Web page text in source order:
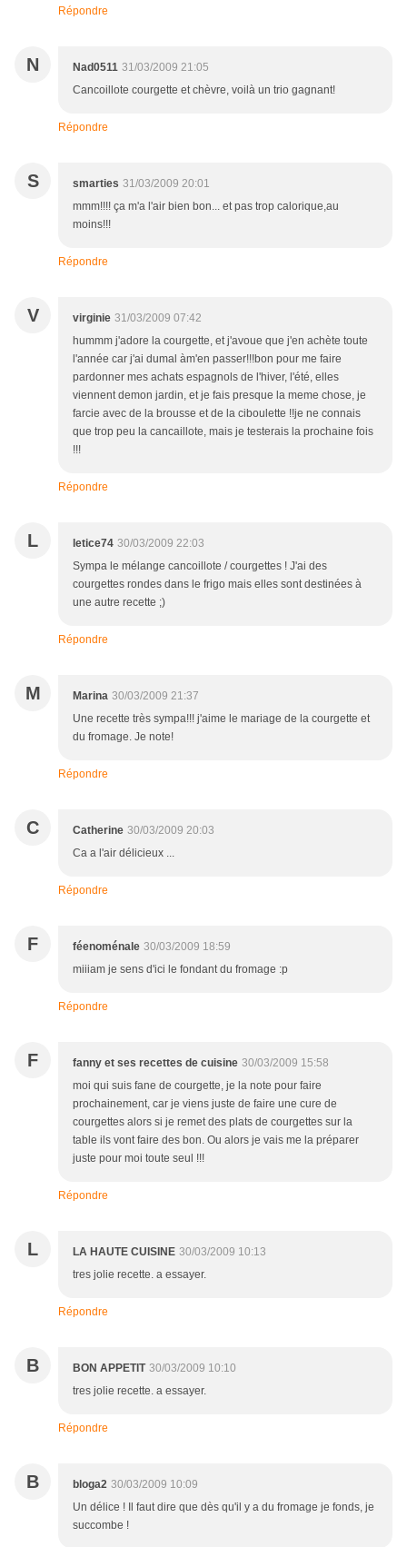
Répondre
N Nad0511 31/03/2009 21:05
Cancoillote courgette et chèvre, voilà un trio gagnant!
Répondre
S smarties 31/03/2009 20:01
mmm!!!! ça m'a l'air bien bon... et pas trop calorique,au
moins!!!
Répondre
V virginie 31/03/2009 07:42
hummm j'adore la courgette, et j'avoue que j'en achète toute
l'année car j'ai dumal àm'en passer!!!bon pour me faire
pardonner mes achats espagnols de l'hiver, l'été, elles
viennent demon jardin, et je fais presque la meme chose, je
farcie avec de la brousse et de la ciboulette !!je ne connais
que trop peu la cancaillote, mais je testerais la prochaine fois
!!!
Répondre
L letice74 30/03/2009 22:03
Sympa le mélange cancoillote / courgettes ! J'ai des
courgettes rondes dans le frigo mais elles sont destinées à
une autre recette ;)
Répondre
M Marina 30/03/2009 21:37
Une recette très sympa!!! j'aime le mariage de la courgette et
du fromage. Je note!
Répondre
C Catherine 30/03/2009 20:03
Ca a l'air délicieux ...
Répondre
F féenoménale 30/03/2009 18:59
miiiam je sens d'ici le fondant du fromage :p
Répondre
F fanny et ses recettes de cuisine 30/03/2009 15:58
moi qui suis fane de courgette, je la note pour faire
prochainement, car je viens juste de faire une cure de
courgettes alors si je remet des plats de courgettes sur la
table ils vont faire des bon. Ou alors je vais me la préparer
juste pour moi toute seul !!!
Répondre
L LA HAUTE CUISINE 30/03/2009 10:13
tres jolie recette. a essayer.
Répondre
B BON APPETIT 30/03/2009 10:10
tres jolie recette. a essayer.
Répondre
B bloga2 30/03/2009 10:09
Un délice ! Il faut dire que dès qu'il y a du fromage je fonds, je
succombe !